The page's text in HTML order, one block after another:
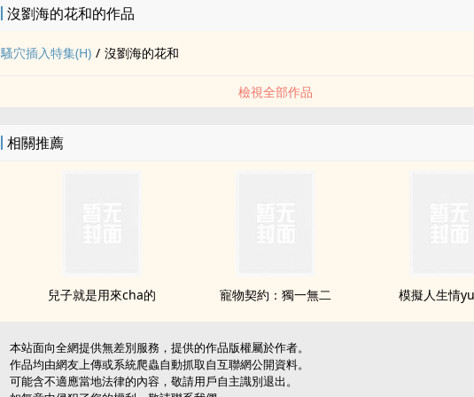
沒劉海的花和的作品
騷穴插入特集(H) / 沒劉海的花和
檢視全部作品
相關推薦
兒子就是用來cha的 寵物契約：獨一無二 模擬人生情
本站面向全網提供無差別服務，提供的作品版權屬於作者。
作品均由網友上傳或系統爬蟲自動抓取自互聯網公開資料。
可能含不適應當地法律的內容，敬請用戶自主識別退出。